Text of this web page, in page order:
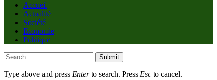
Accueil
Actualité
Société
Economie
Politique
Submit
Type above and press Enterto search. Press Esc to cancel.